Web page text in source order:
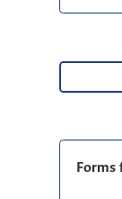
Forms